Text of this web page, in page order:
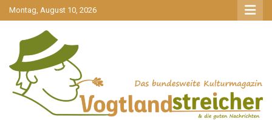
gehe
zum
Montag, August 10, 2026